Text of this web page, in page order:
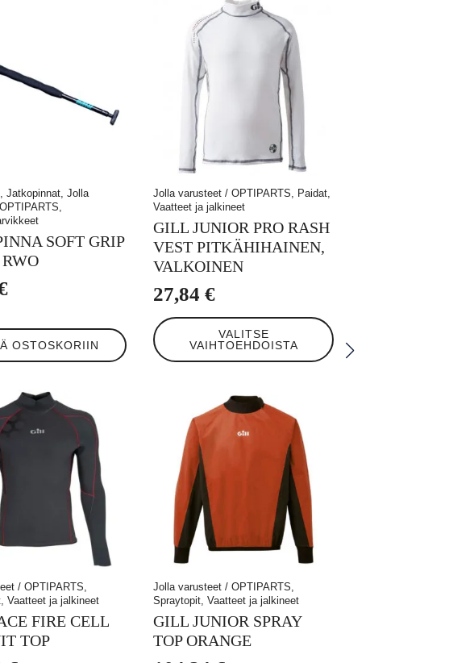
Jatkopinnat, Jolla
SOFT GRIP
OSTOSKORIIN
Jolla varusteet / OPTIPARTS, Paidat,
Vaatteet ja jalkineet
GILL JUNIOR PRO RASH
VEST PITKÄHIHAINEN,
VALKOINEN
27,84€
VALITSE
VAIHTOEHDOISTA
Tällä
tuotteella
on
valinnat
tuotteen
sivulla.
/ OPTIPARTS,
Vaatteet ja jalkineet
FIRE CELL
TOP
Jolla varusteet / OPTIPARTS,
Spraytopit, Vaatteet ja jalkineet
GILL JUNIOR SPRAY
TOP ORANGE